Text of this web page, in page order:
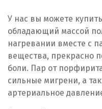
У нас вы можете
обладающий массой
нагревании вместе с
вещества, прекрасно
боли. Пар от
сильные мигрени, а
артериальное